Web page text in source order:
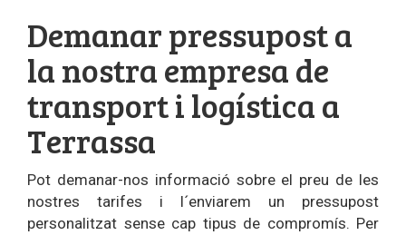
Demanar pressupost a
la nostra empresa de
transport i logística a
Terrassa
Pot demanar-nos informació sobre el preu de les
nostres tarifes i l´enviarem un pressupost
personalitzat sense cap tipus de compromís. Per